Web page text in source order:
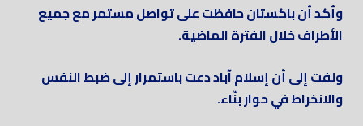
وأكد أن باكستان حافظت على تواصل مستمر مع جميع
الأطراف خلال الفترة الماضية.
ولفت إلى أن إسلام آباد دعت باستمرار إلى ضبط النفس
والانخراط في حوار بنّاء.